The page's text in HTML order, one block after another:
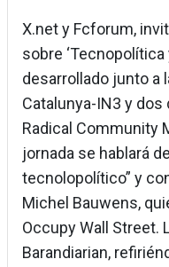
X.net y Fcforum,
sobre
desarrollado junto a
Catalunya-IN3 y
Radical Community
jornada se hablará
tecnolopolítico” y
Michel Bauwens,
Occupy Wall Street.
Barandiarian,